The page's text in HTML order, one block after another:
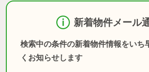
新着物件メール
検索中の条件の新着物件情報をいち
くお知らせします